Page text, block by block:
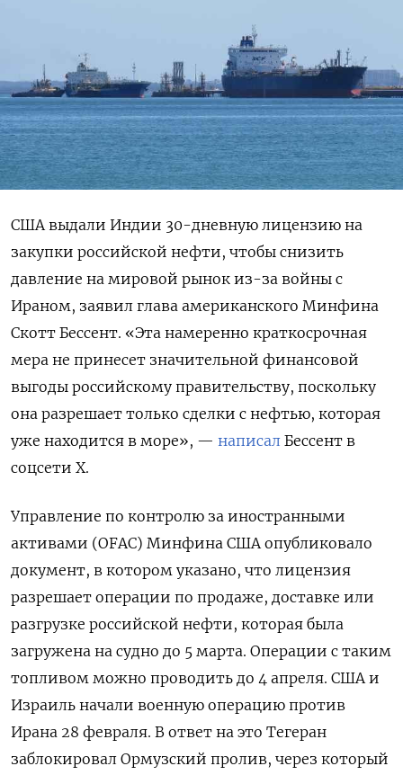
США выдали Индии 30-дневную лицензию на
закупки российской нефти, чтобы снизить
давление на мировой рынок из-за войны с
Ираном, заявил глава американского Минфина
Скотт Бессент. «Эта намеренно краткосрочная
мера не принесет значительной финансовой
выгоды российскому правительству, поскольку
она разрешает только сделки с нефтью, которая
уже находится в море», — написал Бессент в
соцсети Х.
Управление по контролю за иностранными
активами (OFAC) Минфина США опубликовало
документ, в котором указано, что лицензия
разрешает операции по продаже, доставке или
разгрузке российской нефти, которая была
загружена на судно до 5 марта. Операции с таким
топливом можно проводить до 4 апреля. США и
Израиль начали военную операцию против
Ирана 28 февраля. В ответ на это Тегеран
заблокировал Ормузский пролив, через который